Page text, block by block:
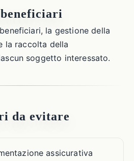
la gestione della
la raccolta della
soggetto interessato.
da evitare
assicurativa